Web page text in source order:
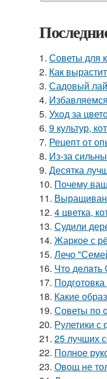
1. Советы для
2. Как
3. Садовый
4.
5. Уход за
6. 9 культур,
7. Рецепт от
8. Из-за
9. Десятка
10. Почему
11.
12. 4 цветка,
13. Судили
14. Жаркое с
15. Лечо
16. Чтo дeлaть
17.
18. Какие
19. Советы по
20. Рулетики
21. 25 лучших
22. Полное
23. Овощ не